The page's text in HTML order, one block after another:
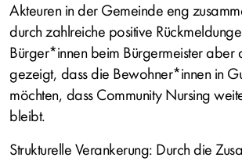
Akteuren in der Gemeinde eng
durch zahlreiche positive
Bürger*innen beim Bürgermeister aber
gezeigt, dass die Bewohner*innen in
möchten, dass Community Nursing
bleibt.
Strukturelle Verankerung: Durch die